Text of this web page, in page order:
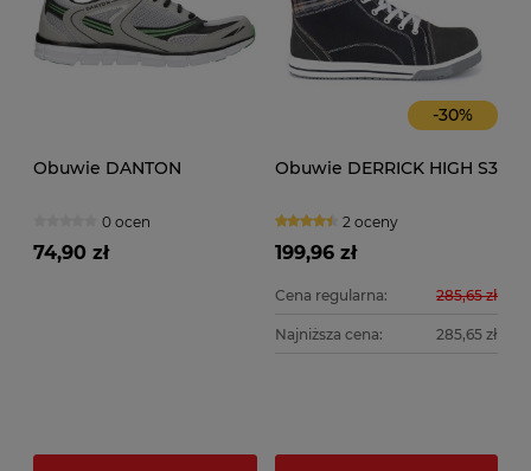
Obuwie DANTON
0 ocen
74,90 zł
-30%
Obuwie DERRICK HIGH S3
2 oceny
199,96 zł
Cena regularna: 285,65 zł
Najniższa cena: 285,65 zł